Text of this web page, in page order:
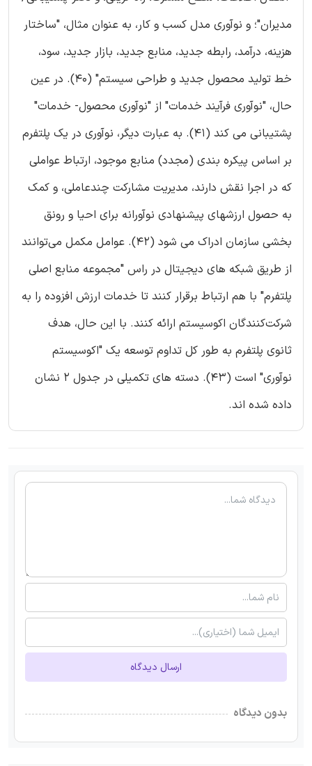
مدیران"؛ و نوآوری مدل کسب و کار، به عنوان مثال، "ساختار
هزینه، درآمد، رابطه جدید، منابع جدید، بازار جدید، سود،
خط تولید محصول جدید و طراحی سیستم" (40). در عین
حال، "نوآوری فرآیند خدمات" از "نوآوری محصول- خدمات"
پشتیبانی می کند (41). به عبارت دیگر، نوآوری در یک پلتفرم
بر اساس پیکره بندی (مجدد) منابع موجود، ارتباط عواملی
که در اجرا نقش دارند، مدیریت مشارکت چندعاملی، و کمک
به حصول ارزشهای پیشنهادی نوآورانه برای احیا و رونق
بخشی سازمان ادراک می شود (42). عوامل مکمل می‌توانند
از طریق شبکه ‌های دیجیتال در راس "مجموعه منابع اصلی
پلتفرم" با هم ارتباط برقرار کنند تا خدمات ارزش افزوده را به
شرکت‌کنندگان اکوسیستم ارائه کنند. با این حال، هدف
ثانوی پلتفرم به طور کل تداوم توسعه یک "اکوسیستم
نوآوری" است (43). دسته های تکمیلی در جدول 2 نشان
داده شده اند.
ارسال دیدگاه
بدون دیدگاه